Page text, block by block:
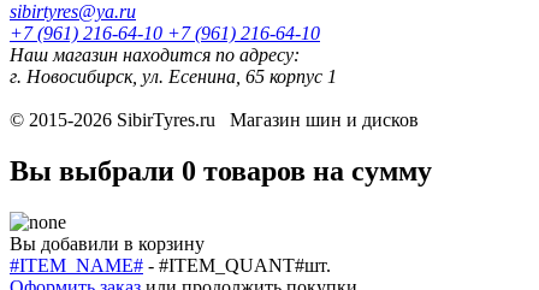
sibirtyres@ya.ru
+7 (961) 216-64-10 +7 (961) 216-64-10
Наш магазин находится по адресу:
г. Новосибирск, ул. Есенина, 65 корпус 1
© 2015-2026 SibirTyres.ru Магазин шин и дисков
Вы выбрали 0 товаров на сумму
Вы добавили в корзину
#ITEM_NAME# - #ITEM_QUANT#шт.